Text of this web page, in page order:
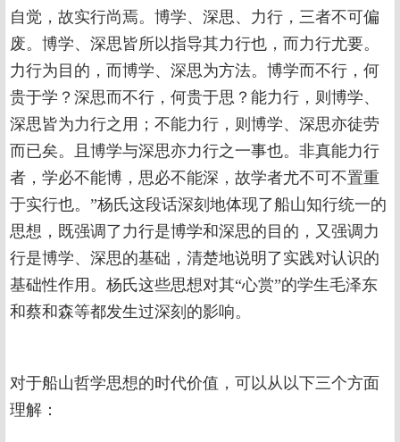
自觉，故实行尚焉。博学、深思、力行，三者不可偏
废。博学、深思皆所以指导其力行也，而力行尤要。
力行为目的，而博学、深思为方法。博学而不行，何
贵于学？深思而不行，何贵于思？能力行，则博学、
深思皆为力行之用；不能力行，则博学、深思亦徒劳
而已矣。且博学与深思亦力行之一事也。非真能力行
者，学必不能博，思必不能深，故学者尤不可不置重
于实行也。”杨氏这段话深刻地体现了船山知行统一的
思想，既强调了力行是博学和深思的目的，又强调力
行是博学、深思的基础，清楚地说明了实践对认识的
基础性作用。杨氏这些思想对其“心赏”的学生毛泽东
和蔡和森等都发生过深刻的影响。
对于船山哲学思想的时代价值，可以从以下三个方面
理解：